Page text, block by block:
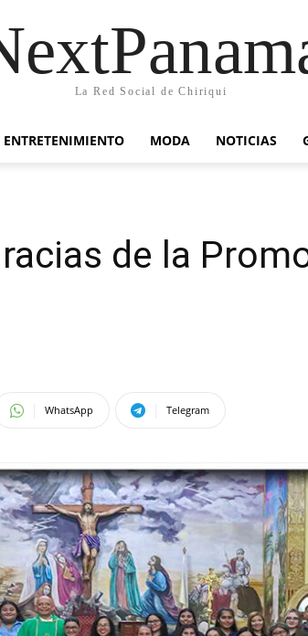
La Red Social de Chiriqui
ENTRETENIMIENTO MODA NOTICIAS
de la
WhatsApp Telegram